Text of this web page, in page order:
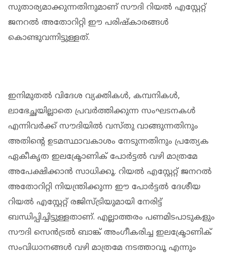
സുതാര്യമാക്കുന്നതിനുമാണ് സൗദി റിയൽ എസ്റ്റേറ്റ്
ജനറൽ അതോറിറ്റി ഈ പരിഷ്കാരങ്ങൾ
കൊണ്ടുവന്നിട്ടുള്ളത്.
ഇനിമുതൽ വിദേശ വ്യക്തികൾ, കമ്പനികൾ,
ലാഭേച്ഛയില്ലാതെ പ്രവർത്തിക്കുന്ന സംഘടനകൾ
എന്നിവർക്ക് സൗദിയിൽ വസ്തു വാങ്ങുന്നതിനും
അതിന്റെ ഉടമസ്ഥാവകാശം നേടുന്നതിനും പ്രത്യേക
ഏകീകൃത ഇലക്ട്രോണിക് പോർട്ടൽ വഴി മാത്രമേ
അപേക്ഷിക്കാൻ സാധിക്കൂ. റിയൽ എസ്റ്റേറ്റ് ജനറൽ
അതോറിറ്റി നിയന്ത്രിക്കുന്ന ഈ പോർട്ടൽ ദേശീയ
റിയൽ എസ്റ്റേറ്റ് രജിസ്ട്രിയുമായി നേരിട്ട്
ബന്ധിപ്പിച്ചിട്ടുള്ളതാണ്. എല്ലാത്തരം പണമിടപാടുകളും
സൗദി സെൻട്രൽ ബാങ്ക് അംഗീകരിച്ച ഇലക്ട്രോണിക്
സംവിധാനങ്ങൾ വഴി മാത്രമേ നടത്താവൂ എന്നും